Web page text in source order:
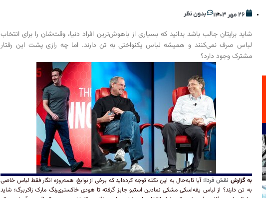
۲۶ مهر ۱۴۰۳ بدون نظر
شاید برایتان جالب باشد بدانید که بسیاری از باهوش‌ترین افراد دنیا، وقت‌شان را برای انتخاب
لباس صرف نمی‌کنند و همیشه لباس یکنواختی به تن دارند. اما چه رازی پشت این رفتار
مشترک وجود دارد؟
به گزارش نقش فردا؛ آیا تابه‌حال به این نکته توجه کرده‌اید که برخی از نوابغ، همه‌روزه انگار فقط لباس خاصی
به تن دارند؟ از لباس یقه‌اسکی مشکی نمادین استیو جابز گرفته تا هودی خاکستری‌رنگ مارک زاکربرگ؛ شاید